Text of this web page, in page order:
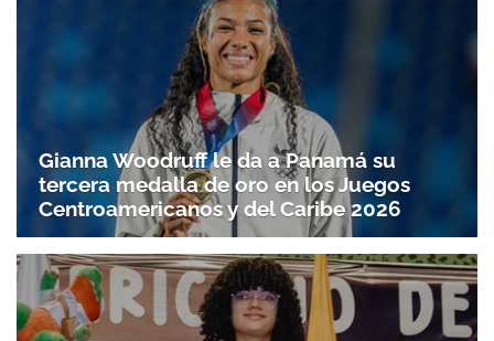
Gianna Woodruff le da a Panamá su
tercera medalla de oro en los Juegos
Centroamericanos y del Caribe 2026